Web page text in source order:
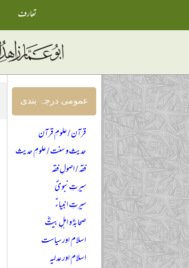
تعارف
عمومی درجہ بندی
قرآن / علومِ قرآن
حدیث و سنت / علومِ حدیث
فقہ / اصولِ فقہ
سیرتِ نبویؐ
سیرتِ انبیاءؑ
صحابہؓ و اہلِ بیتؓ
اسلام اور سیاست
اسلام اور عدلیہ